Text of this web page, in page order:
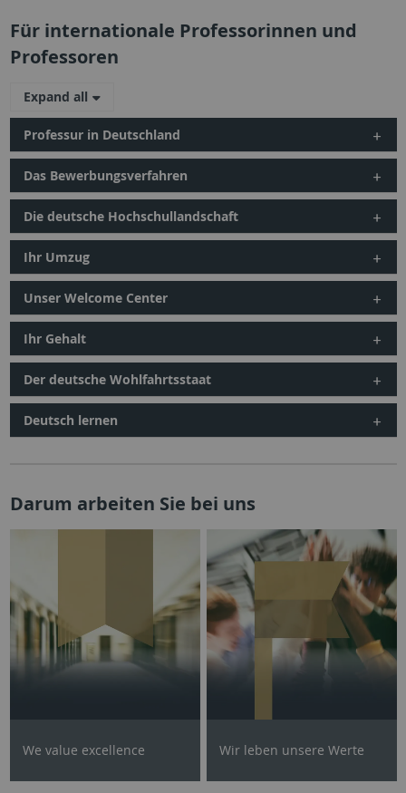
Für internationale Professorinnen und
Professoren
Expand all
Professur in Deutschland
Das Bewerbungsverfahren
Die deutsche Hochschullandschaft
Ihr Umzug
Unser Welcome Center
Ihr Gehalt
Der deutsche Wohlfahrtsstaat
Deutsch lernen
Darum arbeiten Sie bei uns
We value excellence Wir leben unsere Werte